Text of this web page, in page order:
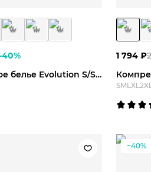
40%
Компрессионное белье Evolution S/S Top
1 794 ₽
SML XL 2XL
−40%